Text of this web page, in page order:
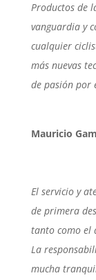
Productos de
vanguardia y
cualquier
más nuevas
de pasión por
Mauricio
El servicio y
de primera
tanto como el
La
mucha